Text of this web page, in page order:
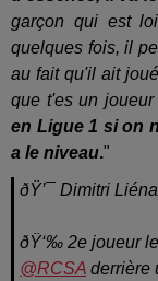
garçon qui est
quelques fois, il
au fait qu'il ait
que t'es un
en Ligue 1 si on
a le niveau."
ðŸ’¯ Dimitri
ðŸ‘‰ 2e joueur
@RCSA derrière